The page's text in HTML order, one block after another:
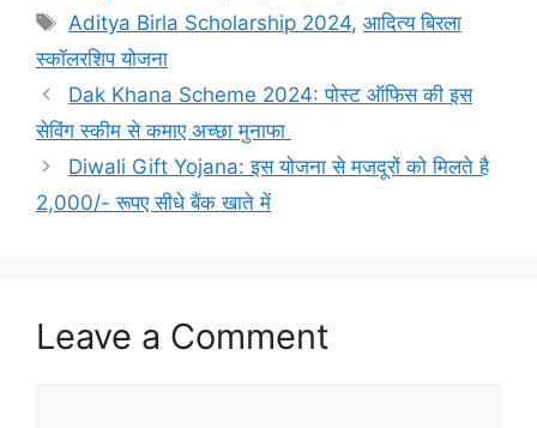
Tags
Aditya Birla Scholarship 2024,आदित्य बिरला
स्कॉलरशिप योजना
Dak Khana Scheme 2024: पोस्ट ऑफिस की इस
सेविंग स्कीम से कमाए अच्छा मुनाफा
Diwali Gift Yojana: इस योजना से मजदूरों को मिलते है
2,000/- रूपए सीधे बैंक खाते में
Leave a Comment